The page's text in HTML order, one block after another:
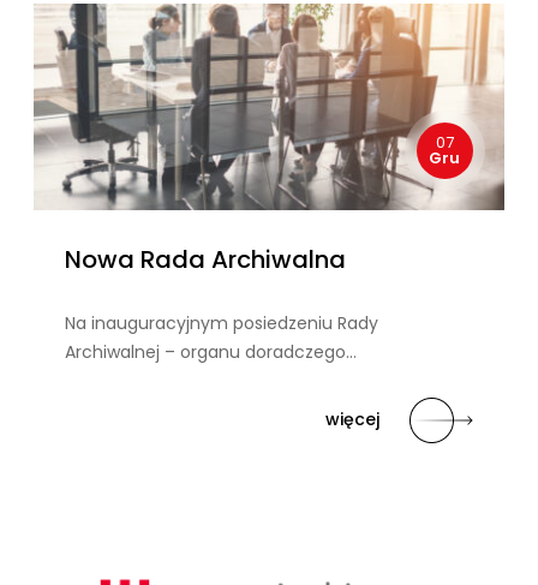
07
Gru
Nowa Rada Archiwalna
Na inauguracyjnym posiedzeniu Rady
Archiwalnej – organu doradczego…
więcej